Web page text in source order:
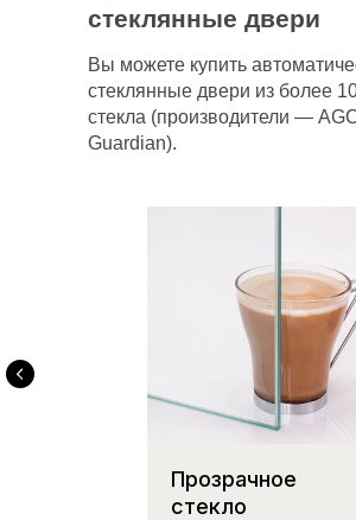
стеклянные двери
Вы можете купить
стеклянные двери из более
стекла (производители —
Guardian).
Прозрачное
стекло